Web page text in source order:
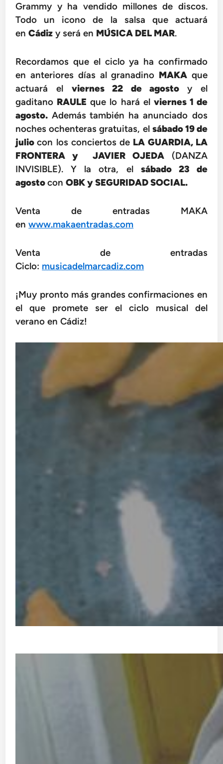
Grammy y ha vendido millones de discos.
Todo un icono de la salsa que actuará
enCádiz y será en MÚSICA DEL MAR.
Recordamos que el ciclo ya ha confirmado
en anteriores días al granadino MAKA que
actuará el viernes 22 de agostoy el
gaditano RAULE que lo hará el viernes 1 de
agosto. Además también ha anunciado dos
noches ochenteras gratuitas, el sábado 19 de
juliocon los conciertos de LA GUARDIA, LA
FRONTERA y
JAVIER OJEDA(DANZA
INVISIBLE). Y la otra, el sábado 23 de
agostoconOBK y SEGURIDAD SOCIAL.
Venta de entradas MAKA
enwww.makaentradas.com
Venta de entradas
Ciclo: musicadelmarcadiz.com
¡Muy pronto más grandes confirmaciones en
el que promete ser el ciclo musical del
verano en Cádiz!